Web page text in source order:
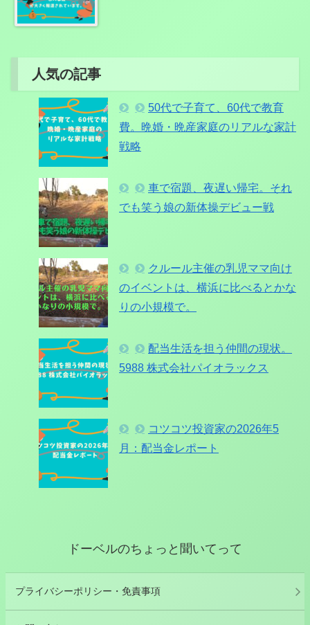
人気の記事
50代で子育て、60代で教育
費。晩婚・晩産家庭のリアルな家計
戦略
車で宿題、夜遅い帰宅。それ
でも笑う娘の新体操デビュー戦
クルール主催の乳児ママ向け
のイベントは、横浜に比べるとかな
りの小規模で。
配当生活を担う仲間の現状。
5988 株式会社パイオラックス
コツコツ投資家の2026年5
月：配当金レポート
ドーベルのちょっと聞いてって
プライバシーポリシー・免責事項